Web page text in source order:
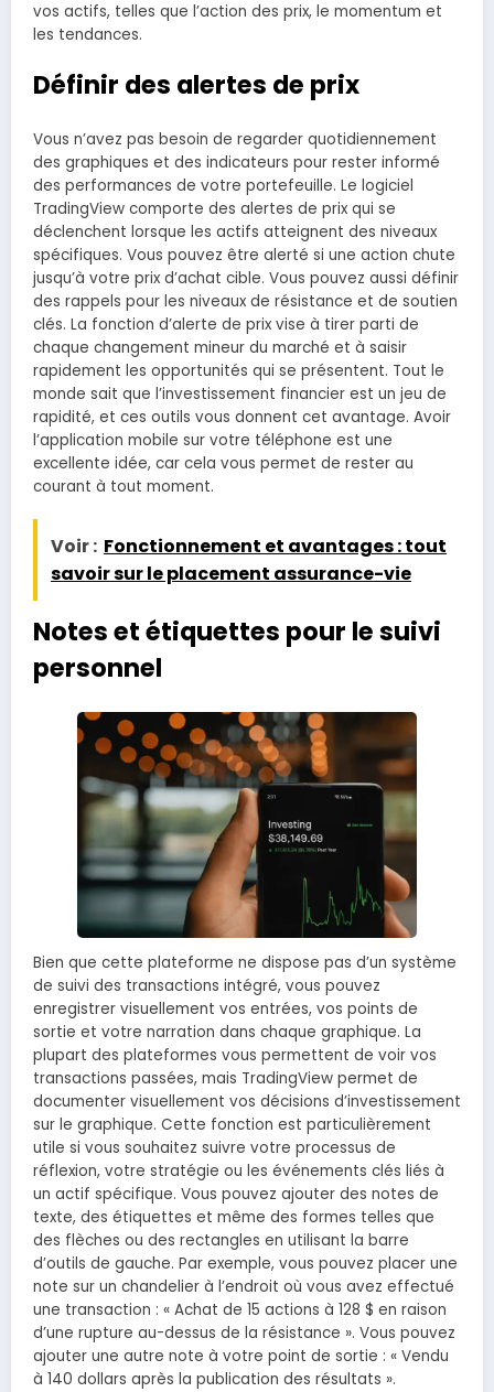
vos actifs, telles que l’action des prix, le momentum et
les tendances.
Définir des alertes de prix
Vous n’avez pas besoin de regarder quotidiennement
des graphiques et des indicateurs pour rester informé
des performances de votre portefeuille. Le logiciel
TradingView comporte des alertes de prix qui se
déclenchent lorsque les actifs atteignent des niveaux
spécifiques. Vous pouvez être alerté si une action chute
jusqu’à votre prix d’achat cible. Vous pouvez aussi définir
des rappels pour les niveaux de résistance et de soutien
clés. La fonction d’alerte de prix vise à tirer parti de
chaque changement mineur du marché et à saisir
rapidement les opportunités qui se présentent. Tout le
monde sait que l’investissement financier est un jeu de
rapidité, et ces outils vous donnent cet avantage. Avoir
l’application mobile sur votre téléphone est une
excellente idée, car cela vous permet de rester au
courant à tout moment.
Voir : Fonctionnement et avantages : tout
savoir sur le placement assurance-vie
Notes et étiquettes pour le suivi
personnel
Bien que cette plateforme ne dispose pas d’un système
de suivi des transactions intégré, vous pouvez
enregistrer visuellement vos entrées, vos points de
sortie et votre narration dans chaque graphique. La
plupart des plateformes vous permettent de voir vos
transactions passées, mais TradingView permet de
documenter visuellement vos décisions d’investissement
sur le graphique. Cette fonction est particulièrement
utile si vous souhaitez suivre votre processus de
réflexion, votre stratégie ou les événements clés liés à
un actif spécifique. Vous pouvez ajouter des notes de
texte, des étiquettes et même des formes telles que
des flèches ou des rectangles en utilisant la barre
d’outils de gauche. Par exemple, vous pouvez placer une
note sur un chandelier à l’endroit où vous avez effectué
une transaction : « Achat de 15 actions à 128 $ en raison
d’une rupture au-dessus de la résistance ». Vous pouvez
ajouter une autre note à votre point de sortie : « Vendu
à 140 dollars après la publication des résultats ».